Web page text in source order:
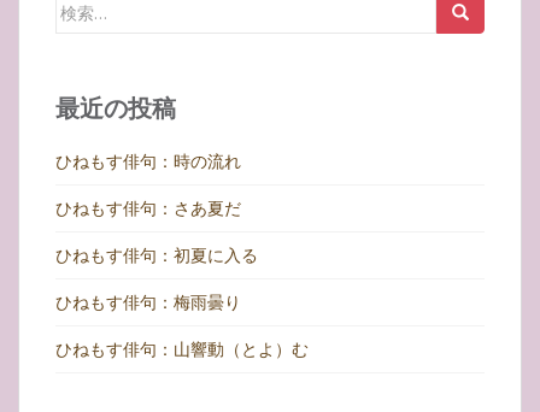
検
最近の投稿
ひねもす俳句：時の流れ
ひねもす俳句：さあ夏だ
ひねもす俳句：初夏に入る
ひねもす俳句：梅雨曇り
ひねもす俳句：山響動（とよ）む